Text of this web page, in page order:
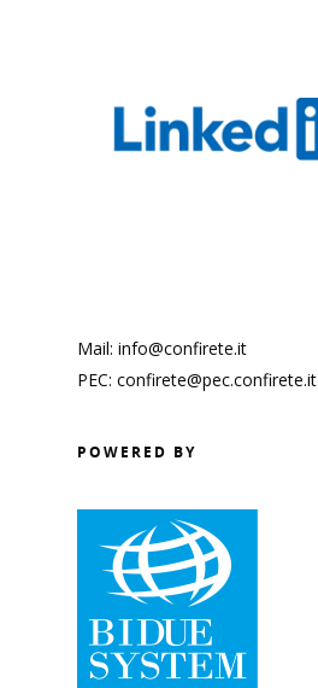
Mail: info@confirete.it
PEC: confirete@pec.confirete.it
POWERED BY